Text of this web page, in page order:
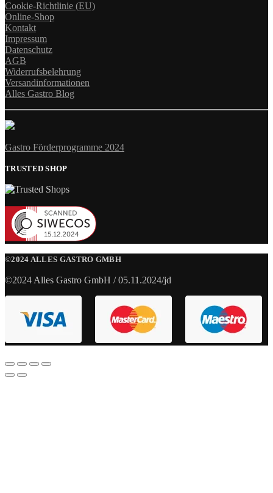
Cookie-Richtlinie (EU)
Online-Shop
Kontakt
Impressum
Datenschutz
AGB
Widerrufsbelehrung
Versandinformationen
Alles Gastro Blog
Gastro Förderprogramme 2024
TRUSTED SHOP
©2024 ALLES GASTRO GMBH
©2024 Alles Gastro GmbH / 05.11.2024/jd